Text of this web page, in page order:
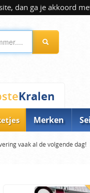
dan ga je akkoord
Kralen
Merken
vaak al de volgende dag!